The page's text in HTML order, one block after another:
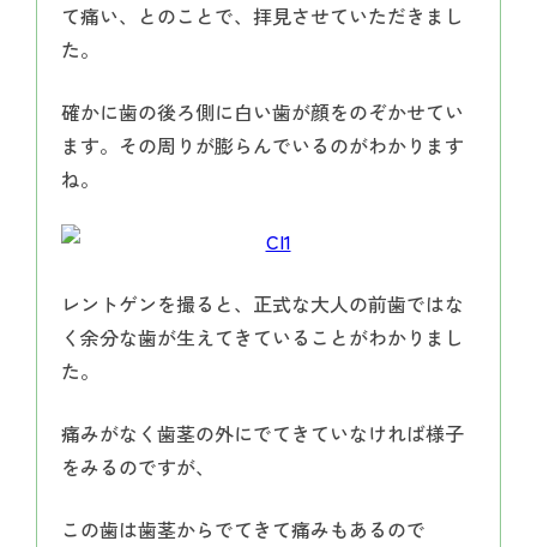
て痛い、とのことで、拝見させていただきまし
た。
確かに歯の後ろ側に白い歯が顔をのぞかせてい
ます。その周りが膨らんでいるのがわかります
ね。
レントゲンを撮ると、正式な大人の前歯ではな
く余分な歯が生えてきていることがわかりまし
た。
痛みがなく歯茎の外にでてきていなければ様子
をみるのですが、
この歯は歯茎からでてきて痛みもあるので